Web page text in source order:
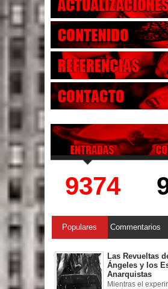
9374
Populares Commentarios
Las Revueltas
Ángeles y los
Anarquistas
Mientras el